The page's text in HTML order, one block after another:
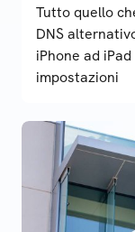
Tutto quello
DNS
iPhone ad
impostazioni